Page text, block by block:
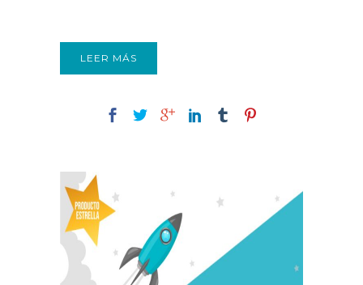
LEER MÁS